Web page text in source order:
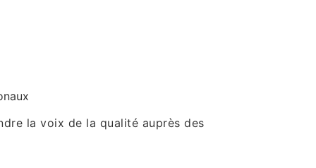
la voix de la qualité auprès des